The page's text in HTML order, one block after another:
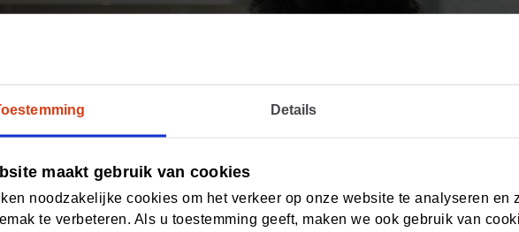
Details
maakt gebruik van cookies
noodzakelijke cookies om het verkeer op onze website te analyseren en
te verbeteren. Als u toestemming geeft, maken we ook gebruik van